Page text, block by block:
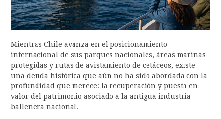
Mientras Chile avanza en el posicionamiento
internacional de sus parques nacionales, áreas marinas
protegidas y rutas de avistamiento de cetáceos, existe
una deuda histórica que aún no ha sido abordada con la
profundidad que merece: la recuperación y puesta en
valor del patrimonio asociado a la antigua industria
ballenera nacional.